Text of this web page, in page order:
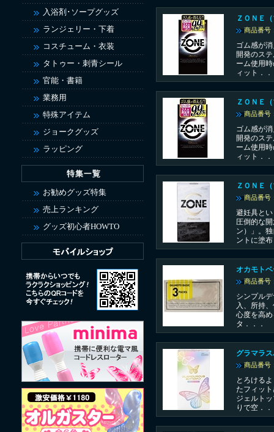
入浴剤･ソープグッズ
ランジェリー・下着
コスチューム・衣装
タトゥー・刺青シール
官能・書籍
業務用
特殊アイテム
ジョークグッズ
ラッピング
お勧めグッズ特集
売上ランキング
グッズ初心者HOWTO
ＺＯＮＥ
商品番号
ゴム感が
開発のス
ーム使用
ィット．
ＺＯＮＥ
商品番号
ゴム感が
開発のス
ーム使用
ィット．
ＺＯＮＥ
商品番号
避妊具と
圧倒的な
ン）」。
ントに塗
オカモト
商品番号
シンプル
入、所持
心度を高
タ．．．
グラマラ
商品番号
とろける
たフィッ
ジェルト
りで空．